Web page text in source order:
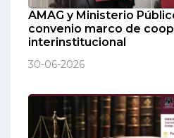
AMAG y Ministerio
convenio marco de
interinstitucional
30-06-2026